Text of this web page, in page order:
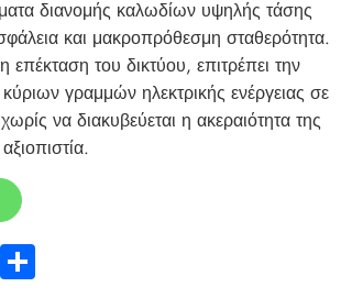
διανομής καλωδίων υψηλής τάσης
και μακροπρόθεσμη σταθερότητα.
επέκταση του δικτύου, επιτρέπει την
γραμμών ηλεκτρικής ενέργειας σε
να διακυβεύεται η ακεραιότητα της
Share